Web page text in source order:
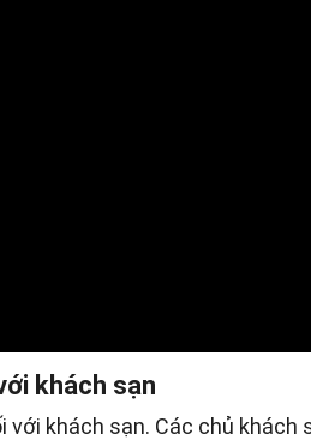
khách sạn
khách sạn. Các chủ khách